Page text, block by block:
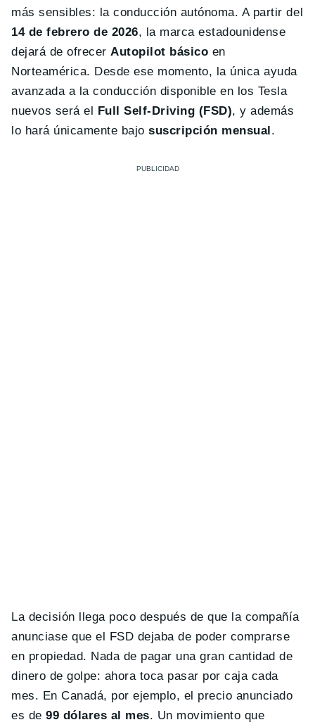
más sensibles: la conducción autónoma. A partir del
14 de febrero de 2026, la marca estadounidense
dejará de ofrecer Autopilot básico en
Norteamérica. Desde ese momento, la única ayuda
avanzada a la conducción disponible en los Tesla
nuevos será el Full Self-Driving (FSD), y además
lo hará únicamente bajosuscripción mensual.
La decisión llega poco después de que la compañía
anunciase que el FSD dejaba de poder comprarse
en propiedad. Nada de pagar una gran cantidad de
dinero de golpe: ahora toca pasar por caja cada
mes. En Canadá, por ejemplo, el precio anunciado
es de99 dólares al mes. Un movimiento que